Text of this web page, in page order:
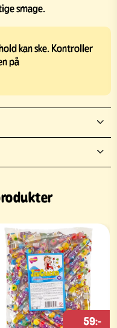
smage.
kan ske. Kontroller
på
59:-